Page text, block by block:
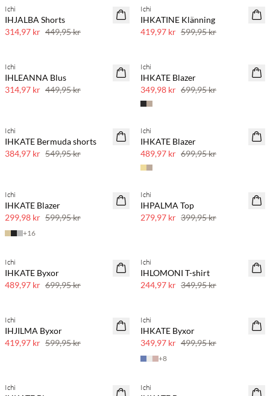
SAVE20
Ichi
IHJALBA Shorts
314,97 kr 449,95 kr
SAVE20
Ichi
IHKATINE Klänning
419,97 kr 599,95 kr
SAVE20
Ichi
IHLEANNA Blus
314,97 kr 449,95 kr
SAVE20
Ichi
IHKATE Blazer
349,98 kr 699,95 kr
SAVE20
Ichi
IHKATE Bermuda shorts
384,97 kr 549,95 kr
SAVE20
Ichi
IHKATE Blazer
489,97 kr 699,95 kr
SAVE20
Ichi
IHKATE Blazer
299,98 kr 599,95 kr
+16
SAVE20
Ichi
IHPALMA Top
279,97 kr 399,95 kr
SAVE20
30 % rabatt
Ichi
IHKATE Byxor
489,97 kr 699,95 kr
SAVE20
Ichi
IHLOMONI T-shirt
244,97 kr 349,95 kr
SAVE20
Ichi
IHJILMA Byxor
419,97 kr 599,95 kr
SAVE20
30 % rabatt
Ichi
IHKATE Byxor
349,97 kr 499,95 kr
+8
NYHET
Ichi NYHET
Ichi